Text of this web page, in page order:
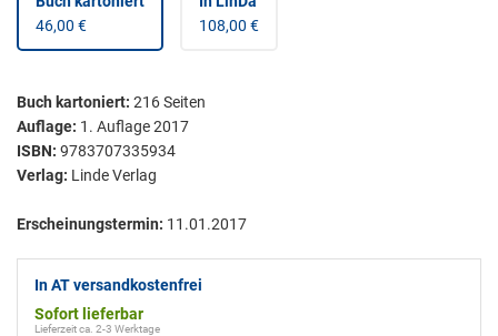
46,00 €
108,00 €
Buch kartoniert: 216Seiten
Auflage: 1. Auflage 2017
ISBN: 9783707335934
Verlag: Linde Verlag
Erscheinungstermin: 11.01.2017
In AT versandkostenfrei
Sofort lieferbar
Lieferzeit ca. 2-3 Werktage